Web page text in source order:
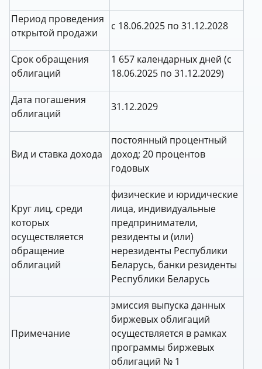
Период проведения
открытой продажи
с 18.06.2025 по 31.12.2028
Срок обращения
облигаций
1 657 календарных дней (с
18.06.2025 по 31.12.2029)
Дата погашения
облигаций
31.12.2029
Вид и ставка дохода
постоянный процентный
доход; 20 процентов
годовых
Круг лиц, среди
которых
осуществляется
обращение
облигаций
физические и юридические
лица, индивидуальные
предприниматели,
резиденты и (или)
нерезиденты Республики
Беларусь, банки резиденты
Республики Беларусь
Примечание
эмиссия выпуска данных
биржевых облигаций
осуществляется в рамках
программы биржевых
облигаций № 1